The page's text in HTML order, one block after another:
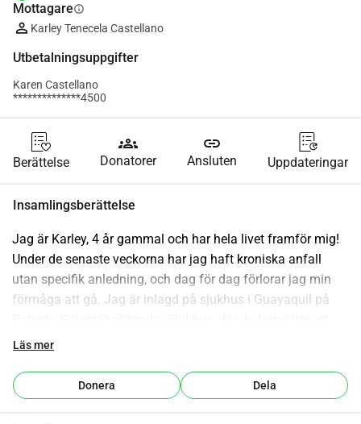
Mottagareinfo
Karley Tenecela Castellano
Utbetalningsuppgifter
Karen Castellano
**************4500
Berättelse
groups
Donatorer
link
Ansluten Uppdateringar
Insamlingsberättelse
Jag är Karley, 4 år gammal och har hela livet framför mig!
Under de senaste veckorna har jag haft kroniska anfall
utan specifik anledning, och dag för dag förlorar jag min
förmåga att gå. Jag är inlagd på sjukhus i Guayaquil på
göra olika tester för att hitta orsaken till mina anfall. En av
inte orsaka förlust av gångförmåga. Jag behöver fler
studier för att fastställa källan till mitt problem. Jag
Läs mer
Donera Dela